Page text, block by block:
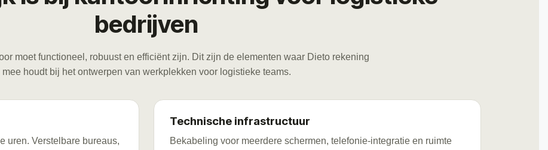
bedrijven
moet functioneel, robuust en efficiënt zijn. Dit zijn de elementen waar Dieto rekening
mee houdt bij het ontwerpen van werkplekken voor logistieke teams.
uren. Verstelbare bureaus,
Technische infrastructuur
Bekabeling voor meerdere schermen, telefonie-integratie en ruimte